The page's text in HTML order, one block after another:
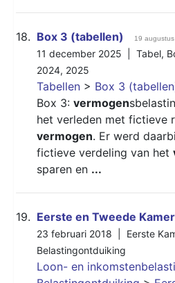
18. Box 3 (tabellen) 19
11 december 2025 | Tabel,
2024, 2025
Tabellen > Box 3
Box 3: vermogen
het verleden met fictieve
vermogen. Er werd
fictieve verdeling van het
sparen en ...
19. Eerste en Tweede Kamer
23 februari 2018 | Eerste
Belastingontduiking
Loon- en